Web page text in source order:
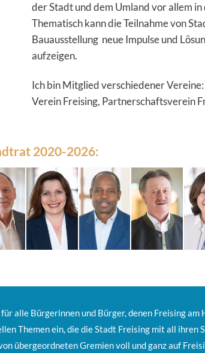
der Stadt und dem Umland vor allem
Thematisch kann die Teilnahme von
Bauausstellung neue Impulse und
aufzeigen.
Ich bin Mitglied verschiedener
Verein Freising, Partnerschaftsverein
2020-2026:
alle Bürgerinnen und Bürger, denen Freising
Themen ein, die die Stadt Freising mit all ihren
übergeordneten Gremien voll und ganz auf